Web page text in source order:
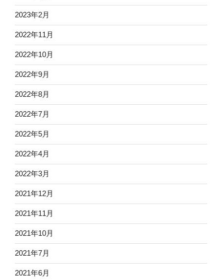
2023年2月
2022年11月
2022年10月
2022年9月
2022年8月
2022年7月
2022年5月
2022年4月
2022年3月
2021年12月
2021年11月
2021年10月
2021年7月
2021年6月